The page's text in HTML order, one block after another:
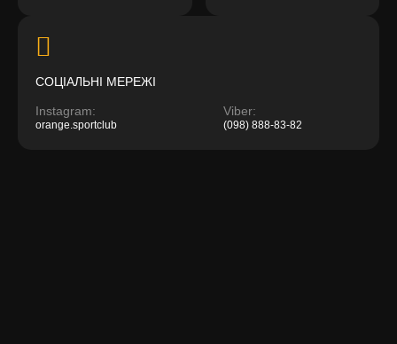
CОЦІАЛЬНІ МЕРЕЖІ
Instagram:
orange.sportclub
Viber:
(098) 888-83-82